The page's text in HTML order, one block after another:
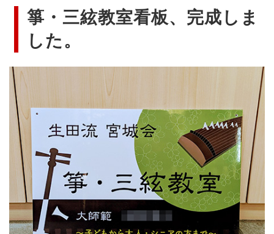
箏・三絃教室看板、完成しま
した。